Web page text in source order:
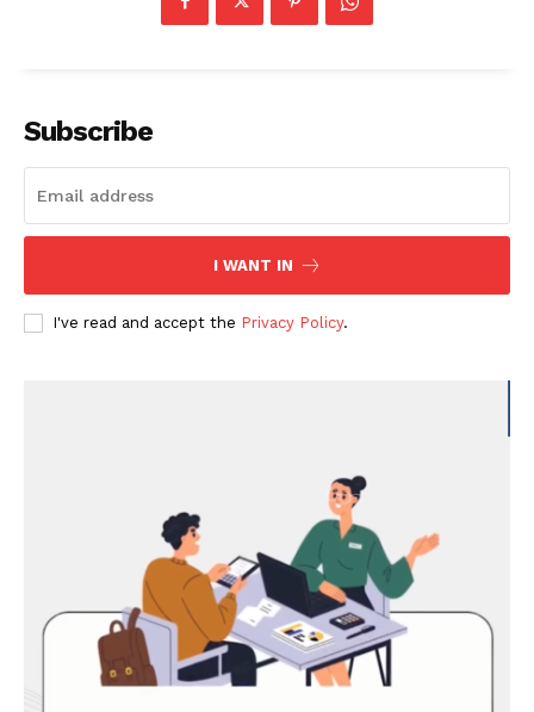
Subscribe
I WANT IN
I've read and accept the Privacy Policy.